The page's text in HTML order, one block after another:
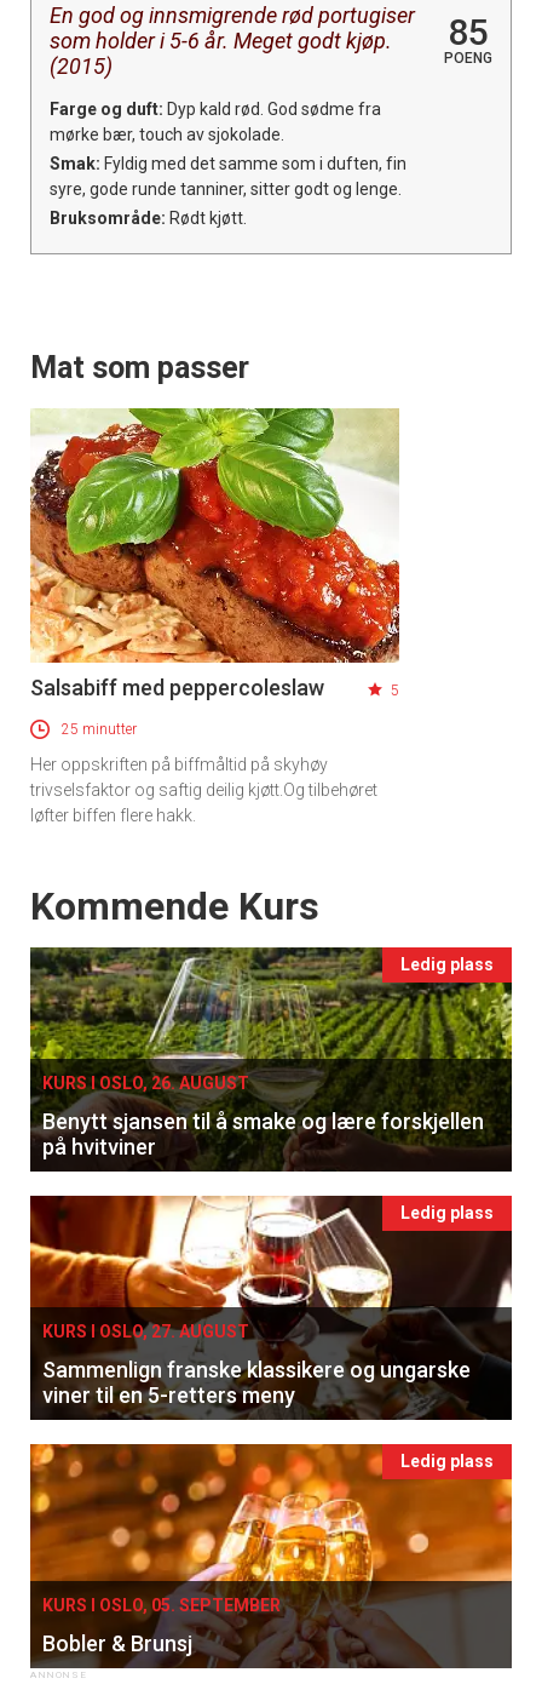
Få ukentlige nyhetsbrev fra
Vi tilbyr flere ukentlige nyhetsbrev. Du
kan fritt velge hvilke du ønsker å få
tilsendt.
En god og innsmigrende rød portugiser
som holder i 5-6 år. Meget godt kjøp.
(2015)
85
POENG
Farge og duft: Dyp kald rød. God sødme fra
mørke bær, touch av sjokolade.
Smak: Fyldig med det samme som i duften, fin
syre, gode runde tanniner, sitter godt og lenge.
Bruksområde: Rødt kjøtt.
Mat som passer
Salsabiff med peppercoleslaw 5
25 minutter
Her oppskriften på biffmåltid på skyhøy
trivselsfaktor og saftig deilig kjøtt.Og tilbehøret
løfter biffen flere hakk.
Events
Kommende Kurs
Ledig plass
KURS I OSLO, 26. AUGUST
Benytt sjansen til å smake og lære forskjellen
på hvitviner
Ledig plass
KURS I OSLO, 27. AUGUST
Sammenlign franske klassikere og ungarske
viner til en 5-retters meny
Ledig plass
KURS I OSLO, 05. SEPTEMBER
Bobler & Brunsj